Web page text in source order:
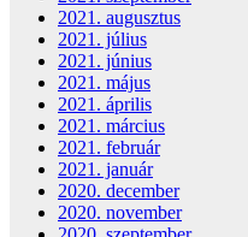
2021. augusztus
2021. július
2021. június
2021. május
2021. április
2021. március
2021. február
2021. január
2020. december
2020. november